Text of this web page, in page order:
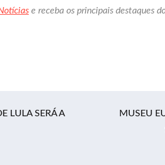
e receba os principais destaques
LULA SERÁ A
MUSEU